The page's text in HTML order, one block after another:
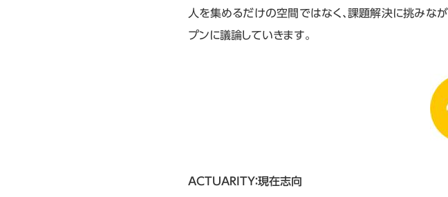
人を集めるだけの空間ではなく、課題解決に挑みな
プンに議論していきます。
ACTUARITY：現在志向